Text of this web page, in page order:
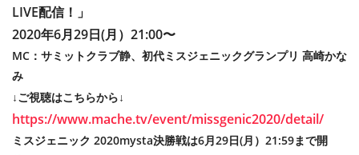
LIVE配信！ 」
2020年6月29日(月）21:00〜
MC：サミットクラブ静、初代ミスジェニックグランプリ 高崎かな
み
↓ご視聴はこちらから↓
https://www.mache.tv/event/missgenic2020/detail/
ミスジェニック 2020mysta決勝戦は6月29日(月）21:59まで開